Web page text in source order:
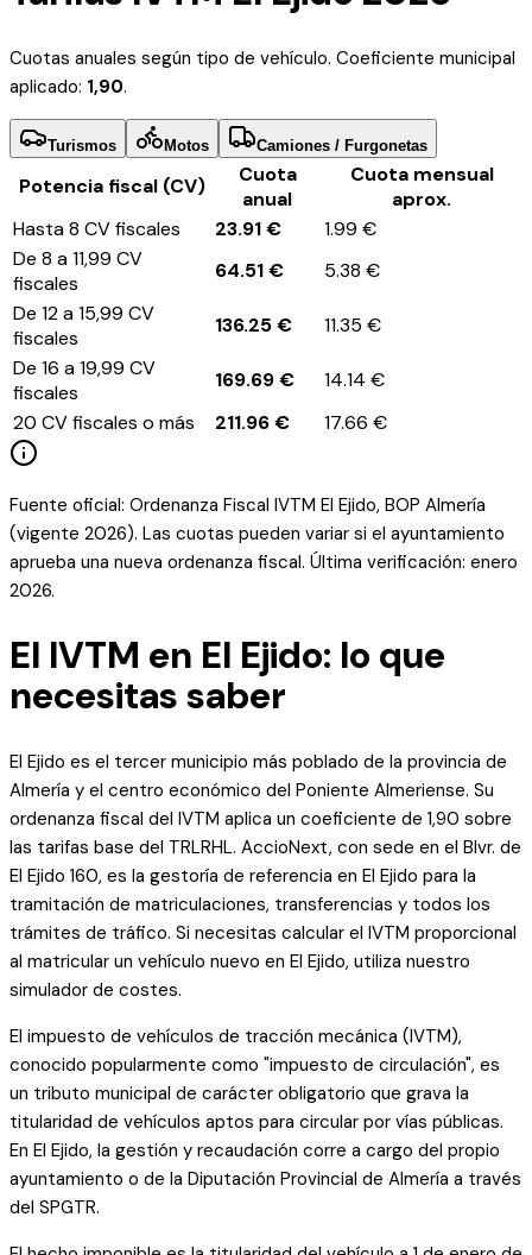
Cuotas anuales según tipo de vehículo. Coeficiente municipal
aplicado: 1,90.
Turismos Motos Camiones / Furgonetas
Potencia fiscal (CV)
Cuota
anual
Cuota mensual
aprox.
Hasta 8 CV fiscales
23.91€ 1.99 €
De 8 a 11,99 CV
fiscales
64.51€ 5.38 €
De 12 a 15,99 CV
fiscales
136.25€ 11.35 €
De 16 a 19,99 CV
fiscales
169.69€ 14.14 €
20 CV fiscales o más
211.96€ 17.66 €
Fuente oficial: Ordenanza Fiscal IVTM El Ejido, BOP Almería
(vigente 2026). Las cuotas pueden variar si el ayuntamiento
aprueba una nueva ordenanza fiscal. Última verificación: enero
2026.
El IVTM en El Ejido: lo que
necesitas saber
El Ejido es el tercer municipio más poblado de la provincia de
Almería y el centro económico del Poniente Almeriense. Su
ordenanza fiscal del IVTM aplica un coeficiente de 1,90 sobre
las tarifas base del TRLRHL. AccioNext, con sede en el Blvr. de
El Ejido 160, es la gestoría de referencia en El Ejido para la
tramitación de matriculaciones, transferencias y todos los
trámites de tráfico. Si necesitas calcular el IVTM proporcional
al matricular un vehículo nuevo en El Ejido, utiliza nuestro
simulador de costes.
El impuesto de vehículos de tracción mecánica (IVTM),
conocido popularmente como "impuesto de circulación", es
un tributo municipal de carácter obligatorio que grava la
titularidad de vehículos aptos para circular por vías públicas.
En El Ejido, la gestión y recaudación corre a cargo del propio
ayuntamiento o de la Diputación Provincial de Almería a través
del SPGTR.